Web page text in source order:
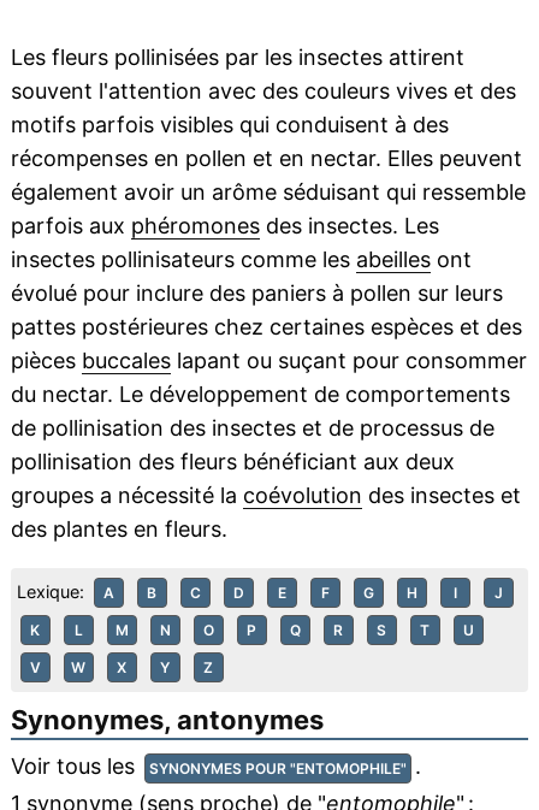
Les fleurs pollinisées par les insectes attirent
souvent l'attention avec des couleurs vives et des
motifs parfois visibles qui conduisent à des
récompenses en pollen et en nectar. Elles peuvent
également avoir un arôme séduisant qui ressemble
parfois aux phéromonesdes insectes. Les
insectes pollinisateurs comme les abeillesont
évolué pour inclure des paniers à pollen sur leurs
pattes postérieures chez certaines espèces et des
pièces buccaleslapant ou suçant pour consommer
du nectar. Le développement de comportements
de pollinisation des insectes et de processus de
pollinisation des fleurs bénéficiant aux deux
groupes a nécessité la coévolution des insectes et
des plantes en fleurs.
Lexique: A B C D E F G H I J
K L M N O P Q R S T U
V W X Y Z
Synonymes, antonymes
Voir tous les SYNONYMES POUR "ENTOMOPHILE" .
1 synonyme (sens proche) de "entomophile" :